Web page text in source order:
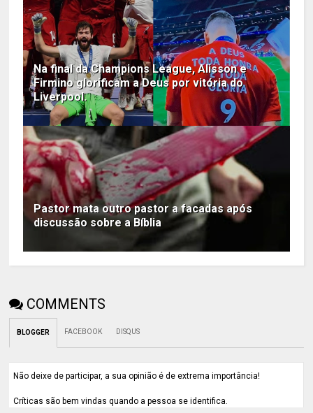
Na final da Champions League, Alisson e
Firmino glorificam a Deus por vitória do
Liverpool.
Pastor mata outro pastor a facadas após
discussão sobre a Bíblia
COMMENTS
BLOGGER FACEBOOK DISQUS
Não deixe de participar, a sua opinião é de extrema importância!
Críticas são bem vindas quando a pessoa se identifica.